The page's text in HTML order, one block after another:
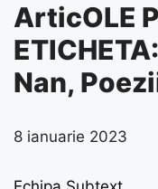
ArticOLE
ETICHETA:
Nan,
8 ianuarie 2023